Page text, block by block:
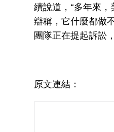
續說道，“多年來
辯稱，它什麼都做
團隊正在提起訴訟
原文連結：